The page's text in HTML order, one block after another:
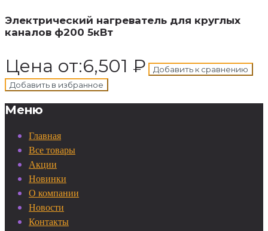
Электрический нагреватель для круглых
каналов ф200 5кВт
Цена от:6,501 ₽
Добавить к сравнению
Добавить в избранное
Меню
Главная
Все товары
Акции
Новинки
О компании
Новости
Контакты